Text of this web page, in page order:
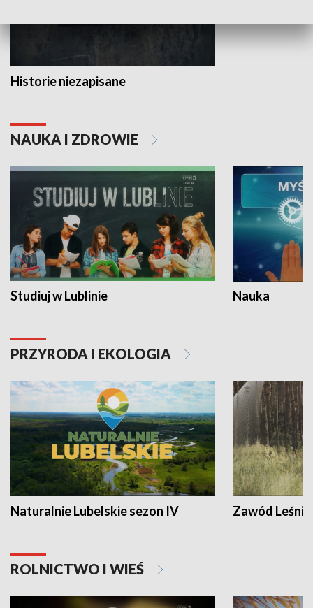
Historie niezapisane
NAUKA I ZDROWIE
Studiuj w Lublinie Nauka
PRZYRODA I EKOLOGIA
Naturalnie Lubelskie sezon IV Zawód Leśnik
ROLNICTWO I WIEŚ